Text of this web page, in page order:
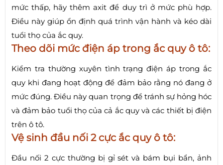
mức thấp, hãy thêm axit để duy trì ở mức phù hợp.
Điều này giúp ổn định quá trình vận hành và kéo dài
tuổi thọ của ắc quy.
Theo dõi mức điện áp trong ắc quy ô tô:
Kiểm tra thường xuyên tình trạng điện áp trong ắc
quy khi đang hoạt động để đảm bảo rằng nó đang ở
mức đúng. Điều này quan trọng để tránh sự hỏng hóc
và đảm bảo tuổi thọ của cả ắc quy và các thiết bị điện
trên ô tô.
Vệ sinh đầu nối 2 cực ắc quy ô tô:
Đầu nối 2 cực thường bị gỉ sét và bám bụi bẩn, ảnh